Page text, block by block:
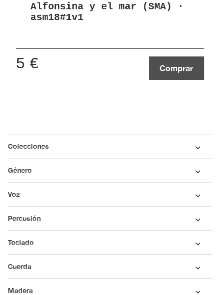
Alfonsina y el mar (SMA) ·
asm18#1v1
5 € Comprar
Colecciones
Género
Voz
Percusión
Teclado
Cuerda
Madera